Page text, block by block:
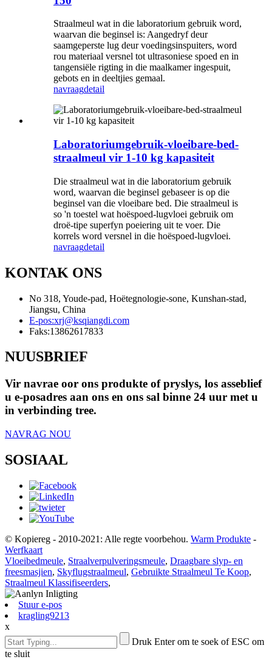
Straalmeul wat in die laboratorium gebruik word,
waarvan die beginsel is: Aangedryf deur
saamgeperste lug deur voedingsinspuiters, word
rou materiaal versnel tot ultrasoniese spoed en in
tangensiële rigting in die maalkamer ingespuit,
gebots en in deeltjies gemaal.
navraagdetail
Laboratoriumgebruik-vloeibare-bed-
straalmeul vir 1-10 kg kapasiteit
Die straalmeul wat in die laboratorium gebruik
word, waarvan die beginsel gebaseer is op die
beginsel van die vloeibare bed. Die straalmeul is
so 'n toestel wat hoëspoed-lugvloei gebruik om
droë-tipe superfyn poeiering uit te voer. Die
korrels word versnel in die hoëspoed-lugvloei.
navraagdetail
KONTAK ONS
No 318, Youde-pad, Hoëtegnologie-sone, Kunshan-stad,
Jiangsu, China
E-pos:xrj@ksqiangdi.com
Faks:13862617833
NUUSBRIEF
Vir navrae oor ons produkte of pryslys, los asseblief
u e-posadres aan ons en ons sal binne 24 uur met u
in verbinding tree.
NAVRAG NOU
SOSIAAL
© Kopiereg - 2010-2021: Alle regte voorbehou. Warm Produkte -
Werfkaart
Vloeibedmeule, Straalverpulveringsmeule, Draagbare slyp- en
freesmasjien, Skyflugstraalmeul, Gebruikte Straalmeul Te Koop,
Straalmeul Klassifiseerders,
Stuur e-pos
kragling9213
x
Druk Enter om te soek of ESC om
te sluit